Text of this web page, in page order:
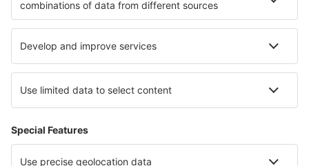
Hotels in Nigeria Hotels in Silesian
Hotels in Low Beskids Hotels in Massachusetts
Hotels in Casanare Hotels auf Gotland